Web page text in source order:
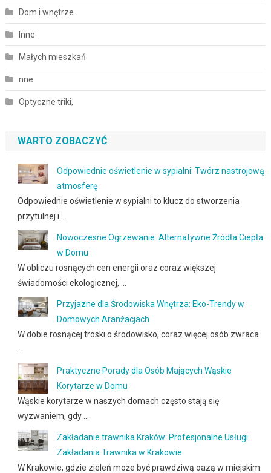
Dom i wnętrze
Inne
Małych mieszkań
nne
Optyczne triki,
WARTO ZOBACZYĆ
Odpowiednie oświetlenie w sypialni: Twórz nastrojową
atmosferę
Odpowiednie oświetlenie w sypialni to klucz do stworzenia
przytulnej i …
Nowoczesne Ogrzewanie: Alternatywne Źródła Ciepła
w Domu
W obliczu rosnących cen energii oraz coraz większej
świadomości ekologicznej, …
Przyjazne dla Środowiska Wnętrza: Eko-Trendy w
Domowych Aranżacjach
W dobie rosnącej troski o środowisko, coraz więcej osób zwraca
Praktyczne Porady dla Osób Mających Wąskie
Korytarze w Domu
Wąskie korytarze w naszych domach często stają się
wyzwaniem, gdy …
Zakładanie trawnika Kraków: Profesjonalne Usługi
Zakładania Trawnika w Krakowie
W Krakowie, gdzie zieleń może być prawdziwą oazą w miejskim